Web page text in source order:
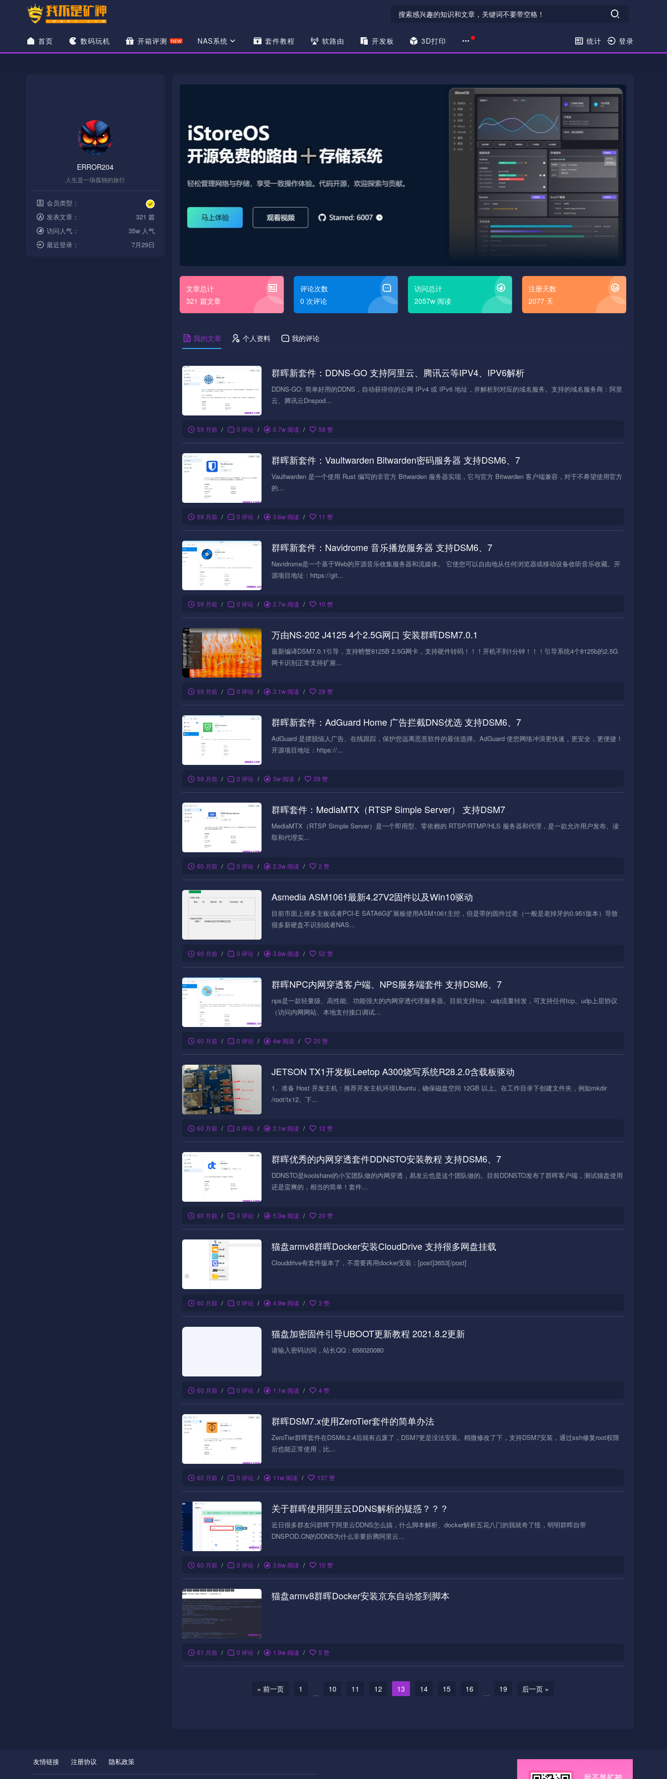
首页 数码玩机 开箱评测 NAS系统 套件教程 软路由 开发板 3D打印 统计 登录
ERROR204
人生是一场孤独的旅行
会员类型：
发表文章：
321 篇
访问人气：
35w 人气
最近登录：
7月29日
文章总计
321 篇文章
评论次数
0 次评论
访问总计
2057w 阅读
注册天数
2077 天
我的文章 个人资料 我的评论
群晖新套件：DDNS-GO 支持阿里云、腾讯云等IPV4、IPV6解析
DDNS-GO: 简单好用的DDNS，自动获得你的公网 IPv4 或 IPv6 地址，并解析到对应的域名服务。支持的域名服务商：阿里
云、腾讯云Dnspod...
59 月前 / 0 评论 / 6.7w 阅读 / 58 赞
群晖新套件：Vaultwarden Bitwarden密码服务器 支持DSM6、7
Vaultwarden 是一个使用 Rust 编写的非官方 Bitwarden 服务器实现，它与官方 Bitwarden 客户端兼容，对于不希望使用官方
的...
59 月前 / 0 评论 / 3.6w 阅读 / 11 赞
群晖新套件：Navidrome 音乐播放服务器 支持DSM6、7
Navidrome是一个基于Web的开源音乐收集服务器和流媒体。 它使您可以自由地从任何浏览器或移动设备收听音乐收藏。开
源项目地址：https://git...
59 月前 / 0 评论 / 2.7w 阅读 / 10 赞
万由NS-202 J4125 4个2.5G网口 安装群晖DSM7.0.1
最新编译DSM7.0.1引导，支持螃蟹8125B 2.5G网卡，支持硬件转码！！！开机不到1分钟！！！引导系统4个8125b的2.5G
网卡识别正常支持扩展...
59 月前 / 0 评论 / 3.1w 阅读 / 28 赞
群晖新套件：AdGuard Home 广告拦截DNS优选 支持DSM6、7
AdGuard 是摆脱恼人广告、在线跟踪，保护您远离恶意软件的最佳选择。AdGuard 使您网络冲浪更快速，更安全，更便捷！
开源项目地址：https://...
59 月前 / 0 评论 / 3w 阅读 / 28 赞
群晖套件：MediaMTX（RTSP Simple Server） 支持DSM7
MediaMTX（RTSP Simple Server）是一个即用型、零依赖的 RTSP/RTMP/HLS 服务器和代理，是一款允许用户发布、读
取和代理实...
60 月前 / 0 评论 / 2.3w 阅读 / 2 赞
Asmedia ASM1061最新4.27V2固件以及Win10驱动
目前市面上很多主板或者PCI-E SATA6G扩展板使用ASM1061主控，但是带的固件过老（一般是老掉牙的0.951版本）导致
很多新硬盘不识别或者NAS...
60 月前 / 0 评论 / 3.6w 阅读 / 52 赞
群晖NPC内网穿透客户端、NPS服务端套件 支持DSM6、7
nps是一款轻量级、高性能、功能强大的内网穿透代理服务器。目前支持tcp、udp流量转发，可支持任何tcp、udp上层协议
（访问内网网站、本地支付接口调试...
60 月前 / 0 评论 / 4w 阅读 / 20 赞
JETSON TX1开发板Leetop A300烧写系统R28.2.0含载板驱动
1、准备 Host 开发主机：推荐开发主机环境Ubuntu，确保磁盘空间 12GB 以上。在工作目录下创建文件夹，例如mkdir
/root/tx12、下...
60 月前 / 0 评论 / 2.1w 阅读 / 12 赞
群晖优秀的内网穿透套件DDNSTO安装教程 支持DSM6、7
DDNSTO是koolshare的小宝团队做的内网穿透，易友云也是这个团队做的。目前DDNSTO发布了群晖客户端，测试猫盘使用
还是蛮爽的，相当的简单！套件...
60 月前 / 0 评论 / 5.3w 阅读 / 20 赞
猫盘armv8群晖Docker安装CloudDrive 支持很多网盘挂载
Clouddrive有套件版本了，不需要再用docker安装：[post]3653[/post]
60 月前 / 0 评论 / 4.9w 阅读 / 3 赞
猫盘加密固件引导UBOOT更新教程 2021.8.2更新
请输入密码访问，站长QQ：656020080
60 月前 / 0 评论 / 1.1w 阅读 / 4 赞
群晖DSM7.x使用ZeroTier套件的简单办法
ZeroTier群晖套件在DSM6.2.4后就有点废了，DSM7更是没法安装。稍微修改了下，支持DSM7安装，通过ssh修复root权限
后也能正常使用，比...
60 月前 / 0 评论 / 11w 阅读 / 137 赞
关于群晖使用阿里云DDNS解析的疑惑？？？
近日很多群友问群晖下阿里云DDNS怎么搞，什么脚本解析、docker解析五花八门的我就奇了怪，明明群晖自带
DNSPOD.CN的DDNS为什么非要折腾阿里云...
60 月前 / 0 评论 / 3.6w 阅读 / 10 赞
猫盘armv8群晖Docker安装京东自动签到脚本
61 月前 / 0 评论 / 1.9w 阅读 / 5 赞
« 前一页 1 ... 10 11 12 13 14 15 16 ... 19 后一页 »
友情链接 注册协议 隐私政策